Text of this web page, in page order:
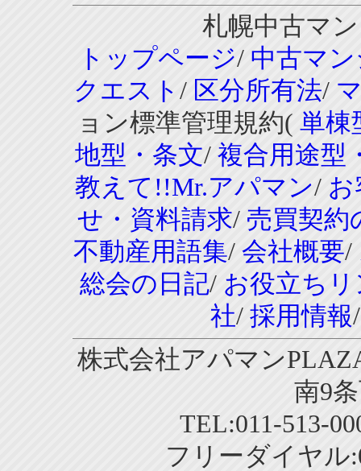
札幌中古マ
トップページ/ 中古マ
クエスト / 区分所有法/
ョン標準管理規約( 単棟
地型・条文/ 複合用途型
教えて!!Mr.アパマン/ お
せ・資料請求/ 売買契約
不動産用語集/ 会社概要/
総会の日記/ お役立ち
社/ 採用情報
株式会社アパマン
南9
TEL:011-513-
フリーダイヤル